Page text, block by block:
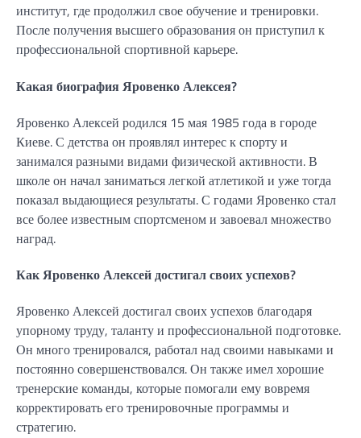
институт, где продолжил свое обучение и тренировки.
После получения высшего образования он приступил к
профессиональной спортивной карьере.
Какая биография Яровенко Алексея?
Яровенко Алексей родился 15 мая 1985 года в городе
Киеве. С детства он проявлял интерес к спорту и
занимался разными видами физической активности. В
школе он начал заниматься легкой атлетикой и уже тогда
показал выдающиеся результаты. С годами Яровенко стал
все более известным спортсменом и завоевал множество
наград.
Как Яровенко Алексей достигал своих успехов?
Яровенко Алексей достигал своих успехов благодаря
упорному труду, таланту и профессиональной подготовке.
Он много тренировался, работал над своими навыками и
постоянно совершенствовался. Он также имел хорошие
тренерские команды, которые помогали ему вовремя
корректировать его тренировочные программы и
стратегию.